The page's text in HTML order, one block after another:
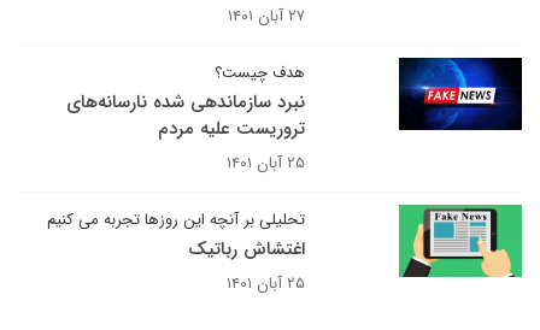
۲۷ آبان ۱۴۰۱
هدف چیست؟
نبرد سازماندهی شده نارسانه‌های
تروریست علیه مردم
۲۵ آبان ۱۴۰۱
تحلیلی بر آنچه این روزها تجربه می کنیم
اغتشاش رباتیک
۲۵ آبان ۱۴۰۱